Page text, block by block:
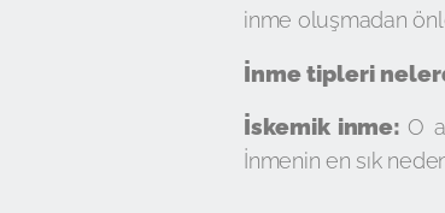
inme oluşmadan
İnme tipleri
İskemik inme: O
İnmenin en sık